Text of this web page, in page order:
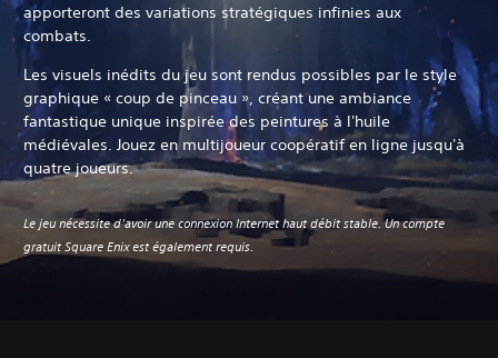
apporteront des variations stratégiques infinies aux
combats.
Les visuels inédits du jeu sont rendus possibles par le style
graphique « coup de pinceau », créant une ambiance
fantastique unique inspirée des peintures à l'huile
médiévales. Jouez en multijoueur coopératif en ligne jusqu'à
quatre joueurs.
Le jeu nécessite d'avoir une connexion Internet haut débit stable. Un compte
gratuit Square Enix est également requis.